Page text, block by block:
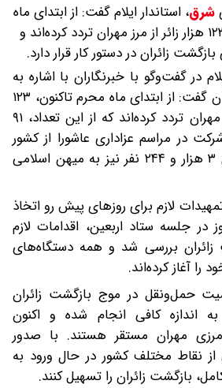
شرق، استاندار ایلام گفت: از ابتدای ماه
محرم تاکنون، بیش از ۱۲۳ هزار زائر از مرز مهران تردد کرده‌اند و
زائران در دستور کار قرار دارد.
در گفت‌وگو با خبرنگاران با اشاره به
آمار ترددها در مرز مهران گفت: از ابتدای ماه محرم تاکنون، ۱۲۳
هزار و ۴۷۴ نفر از مرز مهران تردد کرده‌اند که از این تعداد، ۹۱
برای شرکت در مراسم عزاداری عاشورا از کشور
خارج شده‌اند و تاکنون ۳ هزار و ۲۴۴ نفر نیز به میهن اسلامی
لازم برای روزهای پیش رو اتخاذ
در جلسه ستاد اربعین، اقدامات لازم
زائران بررسی شد و همه دستگاه‌های
آغاز کرده‌اند.
حمل‌ونقل در موج بازگشت زائران
اندازه کافی انجام شده و اکنون
مرزی مهران مستقر هستند. با صدور
از نقاط مختلف کشور در حال ورود به
بازگشت زائران را تسهیل کنند.